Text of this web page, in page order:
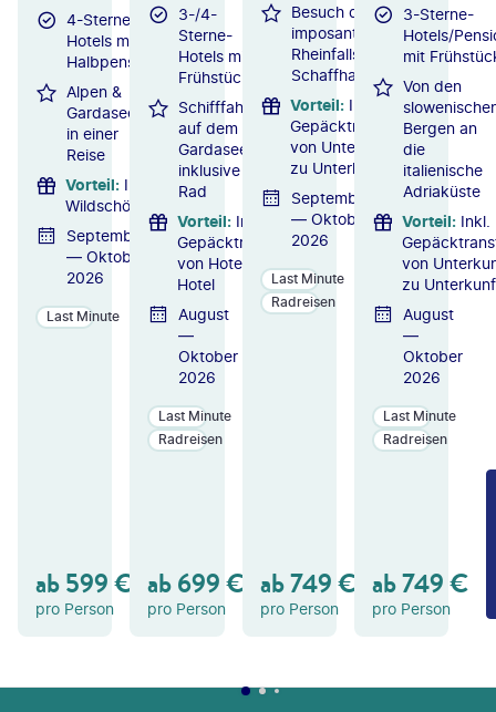
4-Sterne-
Hotels mit
Halbpension
Alpen &
Gardasee
in einer
Reise
Vorteil: Inkl.
WildschönauCard
September
— Oktober
2026
Last Minute
ab599€
pro Person
B
OT
3-/4-
Sterne-
Hotels mit
Frühstück
Schifffahrt
auf dem
Gardasee
inklusive
Rad
Vorteil: Inkl.
Gepäcktransfer
von Hotel zu
Hotel
August
—
Oktober
2026
Last Minute
Radreisen
ab699€
pro Person
B
OT
Besuch des
imposanten
Rheinfalls bei
Schaffhausen
Vorteil: Inkl.
Gepäcktransfer
von Unterkunft
zu Unterkunft
September
— Oktober
2026
Last Minute
Radreisen
ab749€
pro Person
B
OT
3-Sterne-
Hotels/
mit
Von den
Bergen an
die
italienische
Adriaküste
Vorteil: Inkl.
von
zu
August
—
Oktober
2026
Last Minute
Radreisen
ab749€
pro Person